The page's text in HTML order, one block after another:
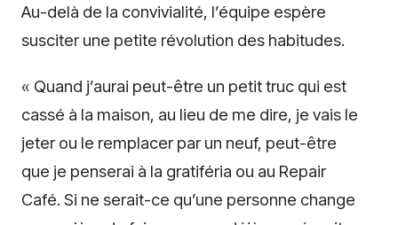
Au-delà de la convivialité, l’équipe espère
susciter une petite révolution des habitudes.
« Quand j’aurai peut-être un petit truc qui est
cassé à la maison, au lieu de me dire, je vais le
jeter ou le remplacer par un neuf, peut-être
que je penserai à la gratiféria ou au Repair
Café. Si ne serait-ce qu’une personne change